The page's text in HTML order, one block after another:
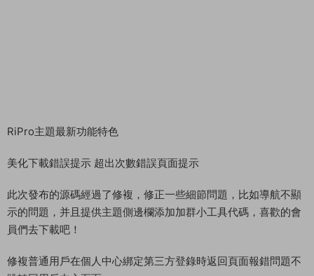
RiPro主題最新功能特色
美化下載錯誤提示 超出次數錯誤頁面提示
此次發布的源碼經過了修複，修正一些細節問題，比如導航不顯
示的問題，并且提供主題側邊欄添加加群小工具代碼，喜歡的會
員們去下載吧！
修複普通用戶在個人中心綁定第三方登錄時返回頁面報錯問題不